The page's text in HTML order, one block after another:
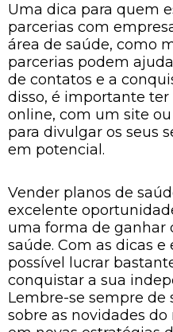
Uma dica para quem
parcerias com
área de saúde, como
parcerias podem
de contatos e a
disso, é importante
online, com um site
para divulgar os seus
em potencial.
Vender planos de
excelente
uma forma de ganhar
saúde. Com as dicas e
possível lucrar
conquistar a sua
Lembre-se sempre
sobre as novidades